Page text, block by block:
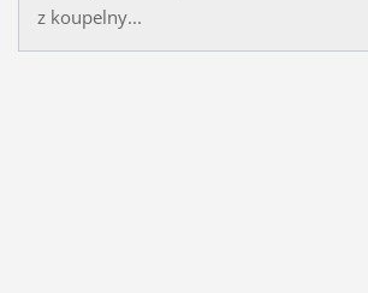
z koupelny...